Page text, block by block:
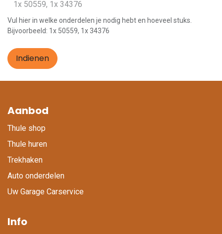
Vul hier in welke onderdelen je nodig hebt en hoeveel stuks.
Bijvoorbeeld: 1x 50559, 1x 34376
Indienen
Aanbod
Thule shop
Thule huren
Trekhaken
Auto onderdelen
Uw Garage Carservice
Info